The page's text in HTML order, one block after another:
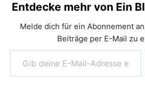
Entdecke mehr von Ein
Melde dich für ein Abonnement
Beiträge per E-Mail zu
Gib deine E-Mail-Adresse ein ...